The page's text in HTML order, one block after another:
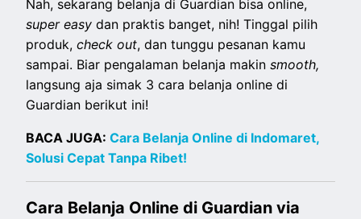
Nah, sekarang belanja di Guardian bisa online,
super easydan praktis banget, nih! Tinggal pilih
produk,check out, dan tunggu pesanan kamu
sampai. Biar pengalaman belanja makinsmooth,
langsung aja simak 3 cara belanja online di
Guardian berikut ini!
BACA JUGA:Cara Belanja Online di Indomaret,
Solusi Cepat Tanpa Ribet!
Cara Belanja Online di Guardian via